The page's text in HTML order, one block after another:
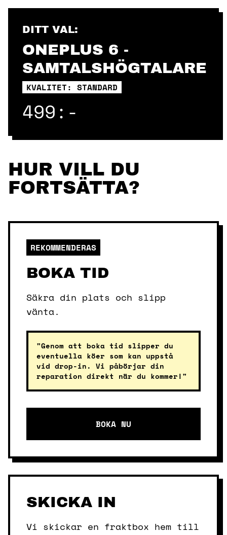
Skip
contentDITT VAL:
ONEPLUS 6 -
SAMTALSHÖGTALARE
KVALITET: STANDARD
499:-
HUR VILL DU
FORTSÄTTA?
REKOMMENDERAS
BOKA TID
Säkra din plats och slipp
vänta.
"Genom att boka tid slipper du
eventuella köer som kan uppstå
vid drop-in. Vi påbörjar din
reparation direkt när du kommer!"
BOKA NU
SKICKA IN
Vi skickar en fraktbox hem till